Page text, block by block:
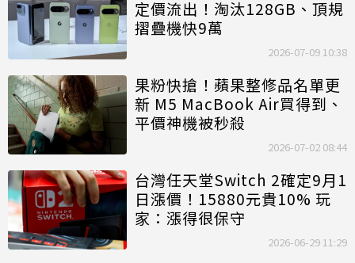
定價流出！淘汰128GB、頂規
摺疊機快9萬
2026-07-09 10:38
果粉快搶！蘋果整修品名單更
新 M5 MacBook Air買得到、
平價神機被秒殺
2026-07-02 08:44
台灣任天堂Switch 2確定9月1
日漲價！15880元貴10% 玩
家：漲得很保守
2026-06-29 11:29